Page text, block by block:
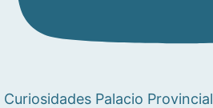
Curiosidades Palacio Provincial